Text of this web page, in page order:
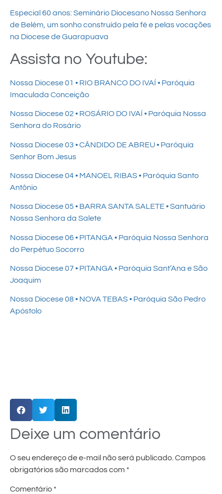
Especial 60 anos: Seminário Diocesano Nossa Senhora
de Belém, um sonho construído pela fé e pelas vocações
na Diocese de Guarapuava
Assista no Youtube:
Nossa Diocese 01 • RIO BRANCO DO IVAÍ • Paróquia
Imaculada Conceição
Nossa Diocese 02 • ROSÁRIO DO IVAÍ • Paróquia Nossa
Senhora do Rosário
Nossa Diocese 03 • CÂNDIDO DE ABREU • Paróquia
Senhor Bom Jesus
Nossa Diocese 04 • MANOEL RIBAS • Paróquia Santo
Antônio
Nossa Diocese 05 • BARRA SANTA SALETE • Santuário
Nossa Senhora da Salete
Nossa Diocese 06 • PITANGA • Paróquia Nossa Senhora
do Perpétuo Socorro
Nossa Diocese 07 • PITANGA • Paróquia Sant’Ana e São
Joaquim
Nossa Diocese 08 • NOVA TEBAS • Paróquia São Pedro
Apóstolo
Deixe um comentário
O seu endereço de e-mail não será publicado. Campos
obrigatórios são marcados com *
Comentário *